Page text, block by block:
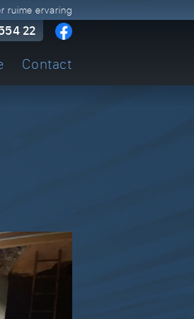
22
ruime ervaring
Contact